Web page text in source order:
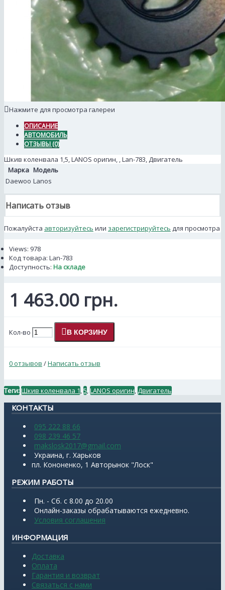
Нажмите для просмотра галереи
ОПИСАНИЕ
АВТОМОБИЛЬ
ОТЗЫВЫ (0)
Шкив коленвала 1,5, LANOS оригин, , Lan-783, Двигатель
Марка Модель
Daewoo Lanos
Написать отзыв
Пожалуйста авторизуйтесь или зарегистрируйтесь для просмотра
Views: 978
Код товара: Lan-783
Доступность: На складе
1 463.00 грн.
Кол-во В КОРЗИНУ
0 отзывов /Написать отзыв
Теги:Шкив коленвала 1 5 LANOS оригин Двигатель
КОНТАКТЫ
095 222 88 66
098 239 46 57
makslosk2017@gmail.com
Украина, г. Харьков
пл. Кононенко, 1 Авторынок "Лоск"
РЕЖИМ РАБОТЫ
Пн. - Сб. с 8.00 до 20.00
Онлайн-заказы обрабатываются ежедневно.
Условия соглашения
ИНФОРМАЦИЯ
Доставка
Оплата
Гарантия и возврат
Связаться с нами